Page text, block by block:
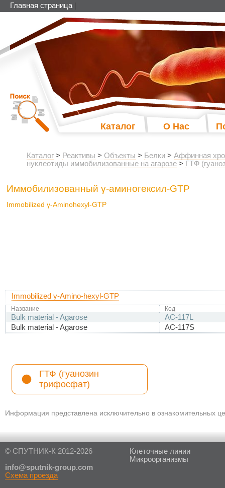
Главная страница
Каталог О Нас
Каталог > Реактивы > Объекты > Белки > Аффинная
нуклеотиды иммобилизованные на агарозе > ГТФ
Иммобилизованный γ-аминогексил-GTP
Immobilized γ-Aminohexyl-GTP
Immobilized γ-Amino-hexyl-GTP
Название Код
Bulk material - Agarose
AC-117L
Bulk material - Agarose
AC-117S
ГТФ (гуанозин
трифосфат)
Информация представлена исключительно в ознакомительных
© СПУТНИК-К 2012-2026
info@sputnik-group.com
Схема проезда
Клеточные линии
Микроорганизмы